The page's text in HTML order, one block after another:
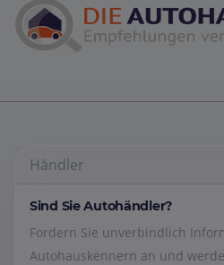
Händler
Sind Sie Autohändler?
Fordern Sie unverbindlich
Autohauskennern an und